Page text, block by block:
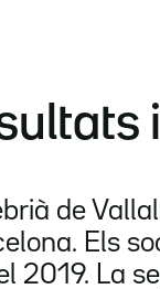
de
Els
2019. La